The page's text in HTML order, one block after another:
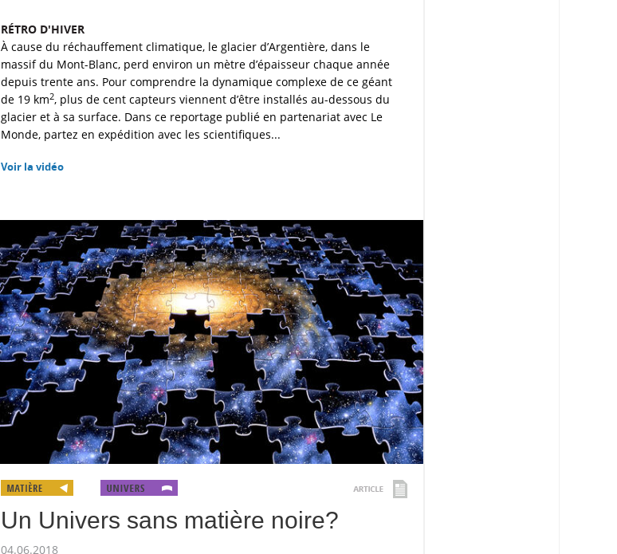
RÉTRO D'HIVER
À cause du réchauffement climatique, le glacier d’Argentière, dans le
massif du Mont-Blanc, perd environ un mètre d’épaisseur chaque année
depuis trente ans. Pour comprendre la dynamique complexe de ce géant
de 19 km2, plus de cent capteurs viennent d’être installés au-dessous du
glacier et à sa surface. Dans ce reportage publié en partenariat avec Le
Monde, partez en expédition avec les scientifiques...
Voir la vidéo
Un Univers sans matière noire?
04.06.2018